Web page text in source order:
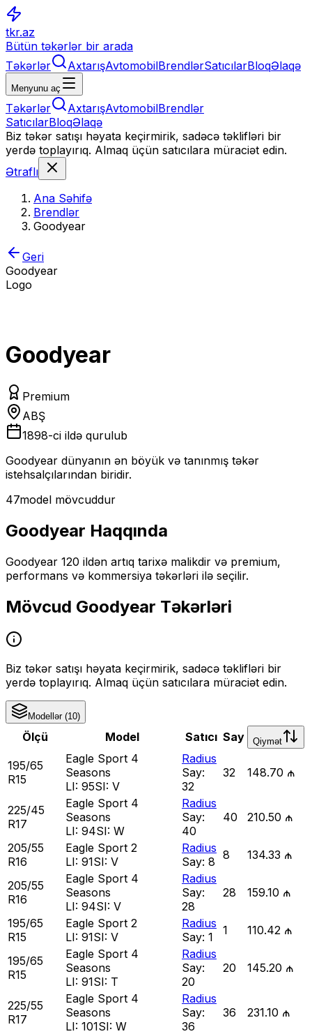
tkr.az
Bütün təkərlər bir arada
Təkərlər
AxtarışAvtomobilBrendlərSatıcılarBloqƏlaqə
Menyunu aç
Təkərlər AxtarışAvtomobilBrendlər
SatıcılarBloqƏlaqə
Biz təkər satışı həyata keçirmirik, sadəcə təklifləri bir
yerdə toplayırıq. Almaq üçün satıcılara müraciət edin.
Ətraflı
Ana Səhifə
Brendlər
Goodyear
Geri
Goodyear
Logo
Goodyear
Premium
ABŞ
1898-ci ildə qurulub
Goodyear dünyanın ən böyük və tanınmış təkər
istehsalçılarından biridir.
47model mövcuddur
Goodyear Haqqında
Goodyear 120 ildən artıq tarixə malikdir və premium,
performans və kommersiya təkərləri ilə seçilir.
Mövcud Goodyear Təkərləri
Biz təkər satışı həyata keçirmirik, sadəcə təklifləri bir
yerdə toplayırıq. Almaq üçün satıcılara müraciət edin.
Modellər(10)
Ölçü Model Satıcı Say Qiymət
195/65
R15
Eagle Sport 4
Seasons
LI: 95SI: V
Radius
Say:
32
32 148.70 ₼
225/45
R17
Eagle Sport 4
Seasons
LI: 94SI: W
Radius
Say:
40
40 210.50 ₼
205/55
R16
Eagle Sport 2
LI: 91SI: V
Radius
Say: 8 8 134.33 ₼
205/55
R16
Eagle Sport 4
Seasons
LI: 94SI: V
Radius
Say:
28
28 159.10 ₼
195/65
R15
Eagle Sport 2
LI: 91SI: V
Radius
Say: 1 1 110.42 ₼
195/65
R15
Eagle Sport 4
Seasons
LI: 91SI: T
Radius
Say:
20
20 145.20 ₼
225/55
R17
Eagle Sport 4
Seasons
LI: 101SI: W
Radius
Say:
36
36 231.10 ₼